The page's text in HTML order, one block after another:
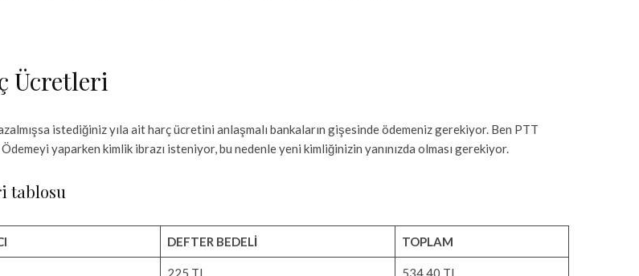
Ücretleri
istediğiniz yıla ait harç ücretini anlaşmalı bankaların gişesinde ödemeniz gerekiyor. Ben PTT
yaparken kimlik ibrazı isteniyor, bu nedenle yeni kimliğinizin yanınızda olması gerekiyor.
tablosu
DEFTER BEDELİ TOPLAM
225 TL 534.40 TL